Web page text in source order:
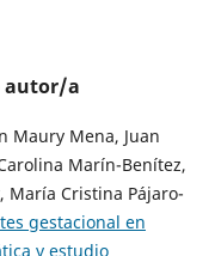
autor/a
Maury Mena, Juan
Marín-Benítez,
María Cristina Pájaro-
gestacional en
y estudio